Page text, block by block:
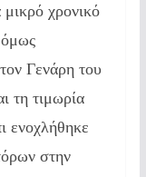
χρονικό
Γενάρη του
τη τιμωρία
ενοχλήθηκε
στην